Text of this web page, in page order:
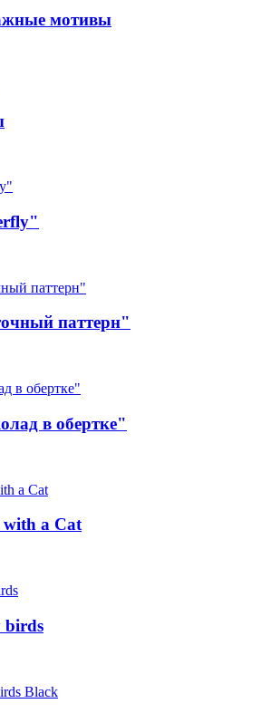
мотивы
паттерн"
в обертке"
a Cat
birds